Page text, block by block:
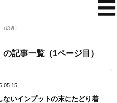
投資）
記事一覧（1ページ目）
ないインプットの末にたどり着